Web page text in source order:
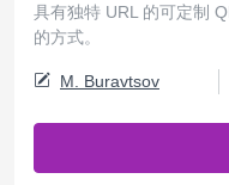
具有独特 URL 的可定制
的方式。
M. Buravtsov